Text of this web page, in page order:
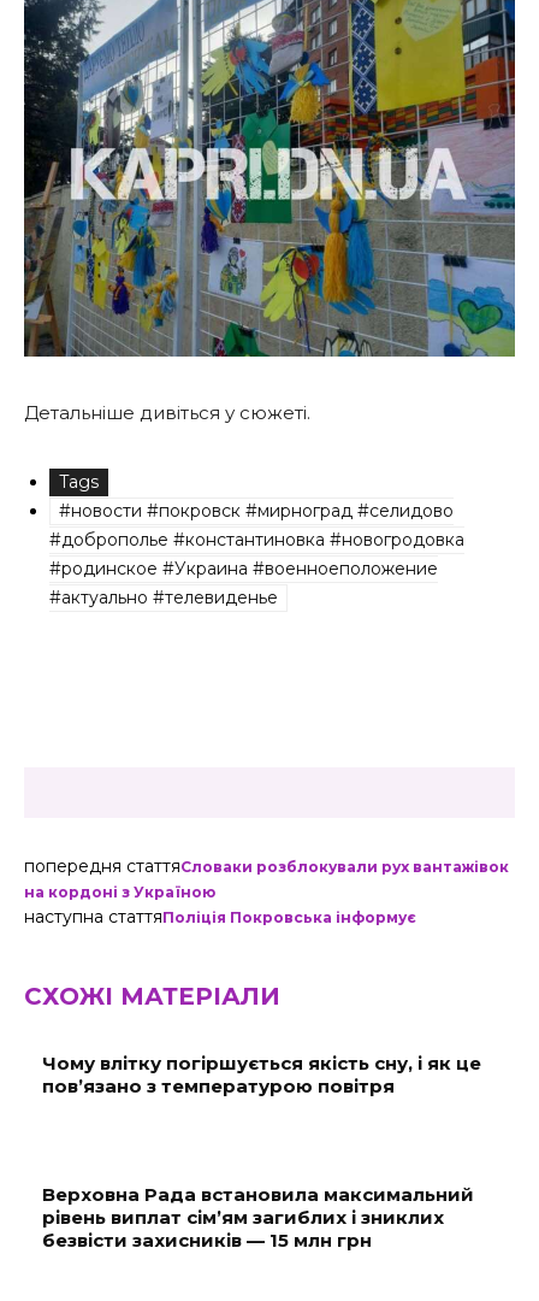
Детальніше дивіться у сюжеті.
Tags
#новости #покровск #мирноград #селидово
#доброполье #константиновка #новогродовка
#родинское #Украина #военноеположение
#актуально #телевиденье
попередня статтяСловаки розблокували рух вантажівок
на кордоні з Україною
наступна статтяПоліція Покровська інформує
СХОЖІ МАТЕРІАЛИ
Чому влітку погіршується якість сну, і як це
пов’язано з температурою повітря
Верховна Рада встановила максимальний
рівень виплат сім’ям загиблих і зниклих
безвісти захисників — 15 млн грн